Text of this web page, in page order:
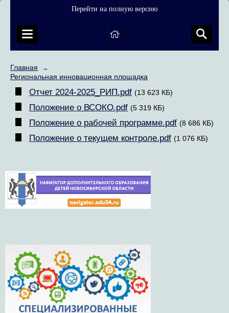
Перейти на полную версию
Главная →
Региональная инновационная площадка
Отчет 2024-2025_РИП.pdf (13 623 КБ)
Положение о ВСОКО.pdf (5 319 КБ)
Положение о рабочей программе.pdf (8 686 КБ)
Положение о текущем контроле.pdf (1 076 КБ)